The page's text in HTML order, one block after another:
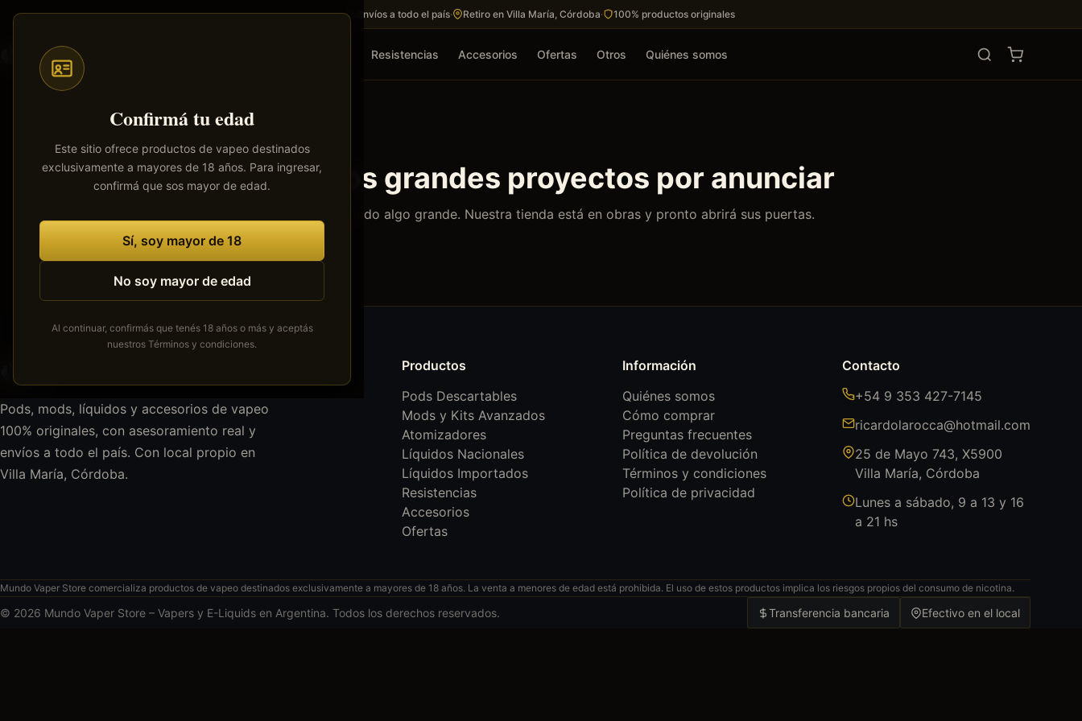
Confirmá tu edad
Este sitio ofrece productos de vapeo destinados
exclusivamente a mayores de 18 años. Para ingresar,
confirmá que sos mayor de edad.
Sí, soy mayor de 18
No soy mayor de edad
Al continuar, confirmás que tenés 18 años o más y aceptás
nuestros Términos y condiciones.
Saltar
contenido
principal
Envíos a todo el país· Retiro en Villa María, Córdoba· 100% productos originales
Todos Resistencias Accesorios Ofertas Otros Quiénes somos
Tenemos grandes proyectos por anunciar
Se está cocinando algo grande. Nuestra tienda está en obras y pronto abrirá sus puertas.
Pods, mods, líquidos y accesorios de vapeo
100% originales, con asesoramiento real y
envíos a todo el país. Con local propio en
Villa María, Córdoba.
Productos
Pods Descartables
Mods y Kits Avanzados
Atomizadores
Líquidos Nacionales
Líquidos Importados
Resistencias
Accesorios
Ofertas
Información
Quiénes somos
Cómo comprar
Preguntas frecuentes
Política de devolución
Términos y condiciones
Política de privacidad
Contacto
+54 9 353 427-7145
ricardolarocca@hotmail.com
25 de Mayo 743, X5900
Villa María, Córdoba
Lunes a sábado, 9 a 13 y 16
a 21 hs
Mundo Vaper Store comercializa productos de vapeo destinados exclusivamente a mayores de 18 años. La venta a menores de edad está prohibida. El uso de estos productos implica los riesgos propios del consumo de nicotina.
© 2026 Mundo Vaper Store – Vapers y E-Liquids en Argentina. Todos los derechos reservados. Transferencia bancaria Efectivo en el local